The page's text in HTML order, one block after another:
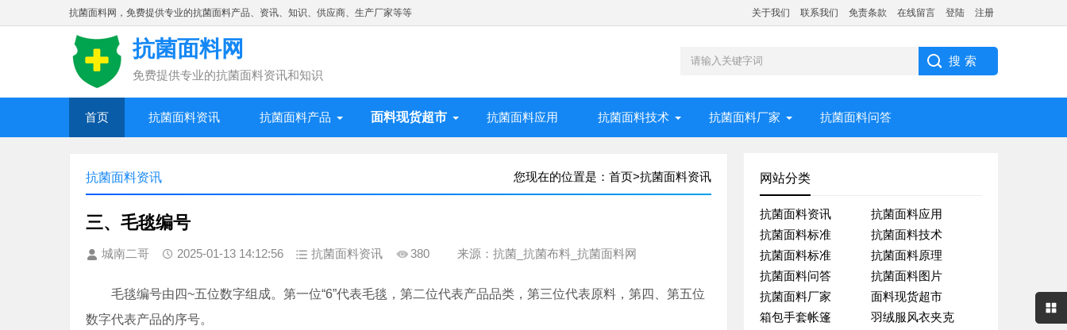
抗菌面料网，免费提供专业的抗菌面料产品、资讯、知识、供应商、生产厂家等等 关于我们 联系我们 免责条款 在线留言 登陆 注册
抗菌面料网
免费提供专业的抗菌面料资讯和知识
首页 抗菌面料资讯 抗菌面料产品 面料现货超市 抗菌面料应用 抗菌面料技术 抗菌面料厂家 抗菌面料问答
您现在的位置是： 首页>抗菌面料资讯
抗菌面料资讯
三、毛毯编号
城南二哥 2025-01-13 14:12:56 抗菌面料资讯 380 来源：抗菌_抗菌布料_抗菌面料网
毛毯编号由四~五位数字组成。第一位“6”代表毛毯，第二位代表产品品类，第三位代表原料，第四、第五位
数字代表产品的序号。
网站分类
抗菌面料资讯
抗菌面料应用
抗菌面料标准
抗菌面料技术
抗菌面料标准
抗菌面料原理
抗菌面料问答
抗菌面料图片
抗菌面料厂家
面料现货超市
箱包手套帐篷
羽绒服风衣夹克